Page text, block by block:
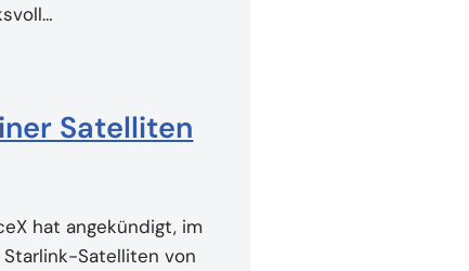
Satelliten
hat angekündigt, im
Satelliten von